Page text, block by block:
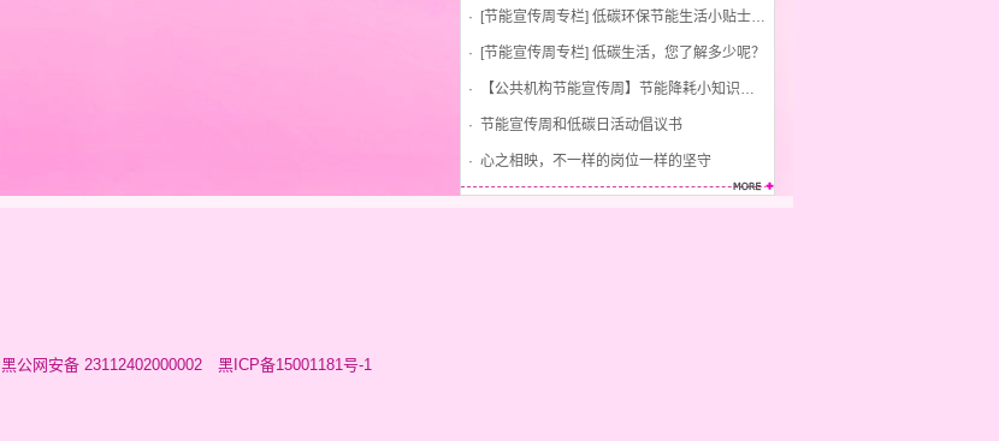
· [节能宣传周专栏] 低碳环保节能生活小贴士(节水、节气、节电)
· [节能宣传周专栏] 低碳生活，您了解多少呢？
· 【公共机构节能宣传周】节能降耗小知识，你知道吗？
· 节能宣传周和低碳日活动倡议书
· 心之相映，不一样的岗位一样的坚守
黑公网安备 23112402000002 黑ICP备15001181号-1